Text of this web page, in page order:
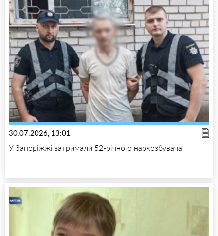
30.07.2026, 13:01
У Запоріжжі затримали 52-річного наркозбувача